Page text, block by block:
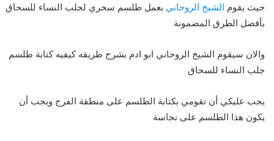
حيث يقوم الشيخ الروحاني بعمل طلسم سحري لجلب النساء للسحاق
بأفضل الطرق المضمونة
والان سيقوم الشيخ الروحاني ابو ادم بشرح طريقه كيفيه كتابة طلسم
جلب النساء للسحاق
يجب عليكي أن تقومي بكتابة الطلسم على منطقة الفرج ويجب أن
يكون هذا الطلسم على نجاسة